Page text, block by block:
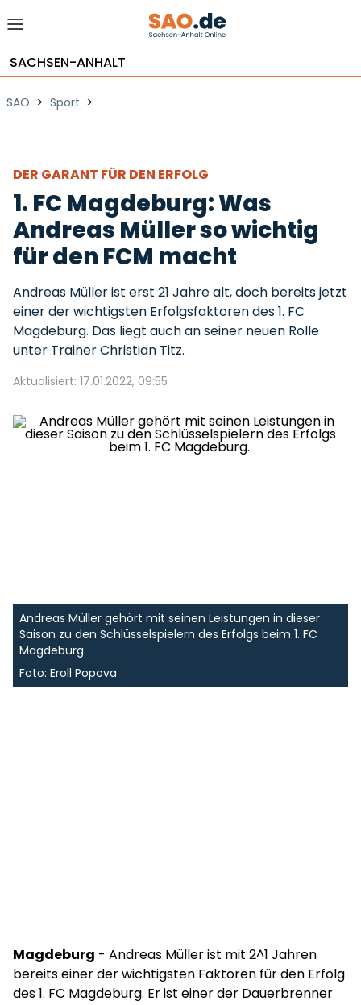
SACHSEN-ANHALT
SAO > Sport >
DER GARANT FÜR DEN ERFOLG
1. FC Magdeburg: Was
Andreas Müller so wichtig
für den FCM macht
Andreas Müller ist erst 21 Jahre alt, doch bereits jetzt
einer der wichtigsten Erfolgsfaktoren des 1. FC
Magdeburg. Das liegt auch an seiner neuen Rolle
unter Trainer Christian Titz.
Aktualisiert: 17.01.2022, 09:55
Andreas Müller gehört mit seinen Leistungen in dieser
Saison zu den Schlüsselspielern des Erfolgs beim 1. FC
Magdeburg.
Foto: Eroll Popova
Magdeburg - Andreas Müller ist mit 2^1 Jahren
bereits einer der wichtigsten Faktoren für den Erfolg
des 1. FC Magdeburg. Er ist einer der Dauerbrenner